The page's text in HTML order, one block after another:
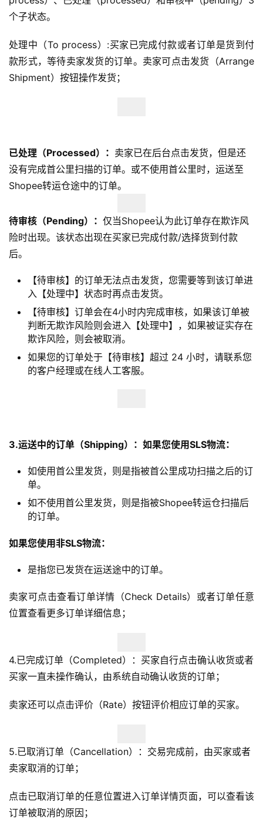
个子状态。
处理中（To process）:买家已完成付款或者订单是货到付
款形式，等待卖家发货的订单。卖家可点击发货（Arrange
Shipment）按钮操作发货；
已处理（Processed）： 卖家已在后台点击发货，但是还
没有完成首公里扫描的订单。或不使用首公里时，运送至
Shopee转运仓途中的订单。
待审核（Pending）： 仅当Shopee认为此订单存在欺诈风
险时出现。该状态出现在买家已完成付款/选择货到付款
后。
【待审核】的订单无法点击发货，您需要等到该订单进
入【处理中】状态时再点击发货。
【待审核】订单会在4小时内完成审核，如果该订单被
判断无欺诈风险则会进入【处理中】，如果被证实存在
欺诈风险，则会被取消。
如果您的订单处于【待审核】超过 24 小时，请联系您
的客户经理或在线人工客服。
3.运送中的订单（Shipping）： 如果您使用SLS物流：
如使用首公里发货，则是指被首公里成功扫描之后的订
单。
如不使用首公里发货，则是指被Shopee转运仓扫描后
的订单。
如果您使用非SLS物流：
是指您已发货在运送途中的订单。
卖家可点击查看订单详情（Check Details）或者订单任意
位置查看更多订单详细信息；
4.已完成订单（Completed）：买家自行点击确认收货或者
买家一直未操作确认，由系统自动确认收货的订单；
卖家还可以点击评价（Rate）按钮评价相应订单的买家。
5.已取消订单（Cancellation）：交易完成前，由买家或者
卖家取消的订单；
点击已取消订单的任意位置进入订单详情页面，可以查看该
订单被取消的原因；